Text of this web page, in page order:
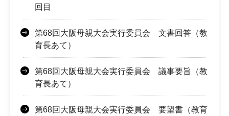
回目
第68回大阪母親大会実行委員会 文書回答（教
育長あて）
第68回大阪母親大会実行委員会 議事要旨（教
育長あて）
第68回大阪母親大会実行委員会 要望書（教育